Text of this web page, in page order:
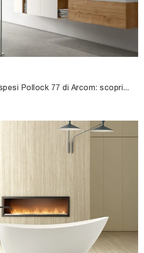
Mobili bagno sospesi Pollock 77 di Arcom: scopri l'Arredo Bagno in melaminico moderno e arreda il tuo bagno.